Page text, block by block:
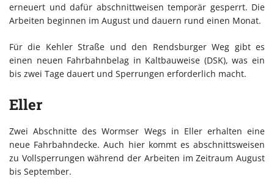
erneuert und dafür abschnittweisen temporär gesperrt. Die
Arbeiten beginnen im August und dauern rund einen Monat.
Für die Kehler Straße und den Rendsburger Weg gibt es
einen neuen Fahrbahnbelag in Kaltbauweise (DSK), was ein
bis zwei Tage dauert und Sperrungen erforderlich macht.
Eller
Zwei Abschnitte des Wormser Wegs in Eller erhalten eine
neue Fahrbahndecke. Auch hier kommt es abschnittsweisen
zu Vollsperrungen während der Arbeiten im Zeitraum August
bis September.